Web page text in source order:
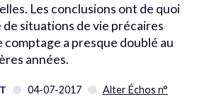
Les conclusions ont de quoi
situations de vie précaires
comptage a presque doublé au
années.
04-07-2017
Alter Échos n°